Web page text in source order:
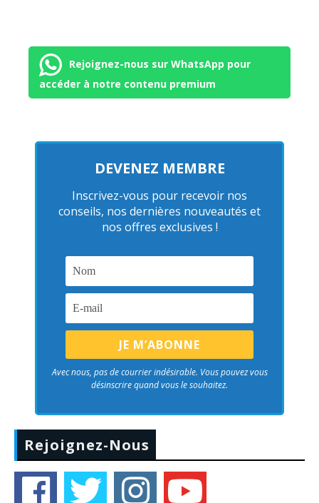
Rejoignez-nous sur WhatsApp pour
accéder à notre contenu premium
DEVENEZ MEMBRE
Inscrivez-vous pour recevoir nos
conseils, nos dernières nouveautés et
nos offres exclusives !
Avec nous, pas de courrier indésirable. Vous pouvez vous
désinscrire quand vous le souhaitez.
Rejoignez-Nous